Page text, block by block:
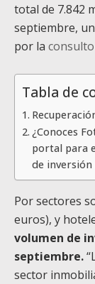
total de 7.842
septiembre,
por la
Tabla de
¿Conoces
portal para
de
Por sectores
euros), y
volumen de
septiembre.
sector